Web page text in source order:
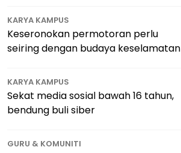
KARYA KAMPUS
Keseronokan permotoran perlu
seiring dengan budaya keselamatan
KARYA KAMPUS
Sekat media sosial bawah 16 tahun,
bendung buli siber
GURU & KOMUNITI